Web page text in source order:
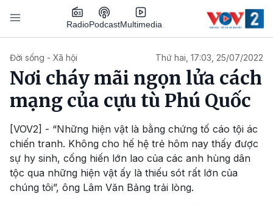
Nhảy đến nội dung
RadioPodcastMultimedia
Đời sống - Xã hội Thứ hai, 17:03, 25/07/2022
Nơi cháy mãi ngọn lửa cách
mạng của cựu tù Phú Quốc
[VOV2] - “Những hiện vật là bằng chứng tố cáo tội ác
chiến tranh. Không cho hế hệ trẻ hôm nay thấy được
sự hy sinh, cống hiến lớn lao của các anh hùng dân
tộc qua những hiện vật ấy là thiếu sót rất lớn của
chúng tôi”, ông Lâm Văn Bảng trải lòng.